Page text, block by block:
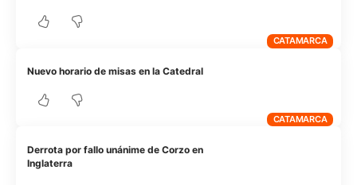
CATAMARCA
CATAMARCA
Nuevo horario de misas en la Catedral
Derrota por fallo unánime de Corzo en
Inglaterra